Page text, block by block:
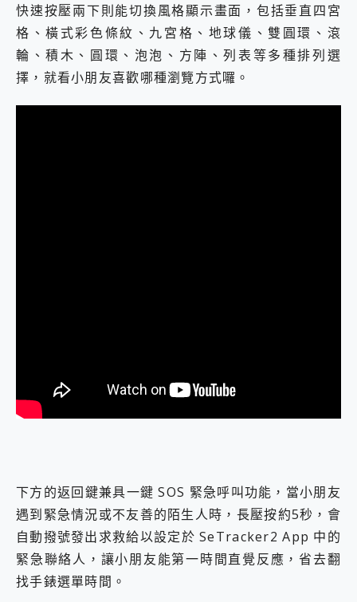
快速按壓兩下則能切換風格顯示畫面，包括垂直四宮
格、橫式彩色條紋、九宮格、地球儀、雙圓環、滾
輪、積木、圓環、泡泡、方陣、列表等多種排列選
擇，就看小朋友喜歡哪種瀏覽方式囉。
下方的返回鍵兼具一鍵 SOS 緊急呼叫功能，當小朋友
遇到緊急情況或不友善的陌生人時，長壓按約5秒，會
自動撥號發出求救給以設定於 SeTracker2 App 中的
緊急聯絡人，讓小朋友能第一時間直覺反應，省去翻
找手錶選單時間。